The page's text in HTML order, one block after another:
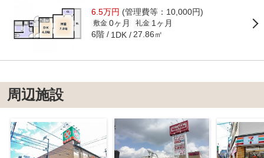
6.5万円 (管理費等：10,000円)
敷金 0ヶ月 礼金 1ヶ月
6階 1DK 27.86㎡
周辺施設